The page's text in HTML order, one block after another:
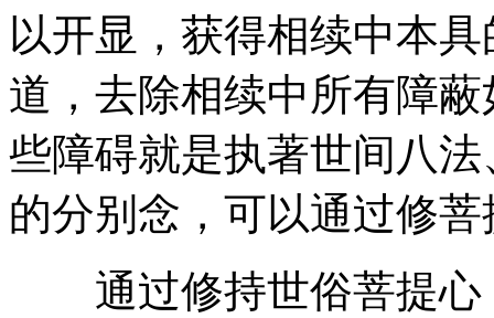
以开显，获得相续中本
道，去除相续中所有障
些障碍就是执著世间八
的分别念，可以通过修
通过修持世俗菩提心